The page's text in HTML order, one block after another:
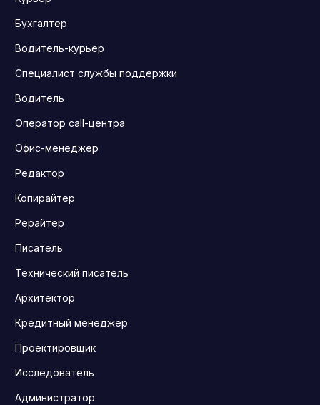
Бухгалтер
Водитель-курьер
Специалист службы поддержки
Водитель
Оператор call-центра
Офис-менеджер
Редактор
Копирайтер
Рерайтер
Писатель
Технический писатель
Архитектор
Кредитный менеджер
Проектировщик
Исследователь
Администратор